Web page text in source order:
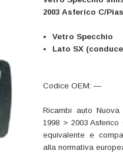
2003 Asferico C/
Vetro Specchio
Lato SX
Codice OEM: —
Ricambi auto Nuova
1998 > 2003
equivalente e
alla normativa